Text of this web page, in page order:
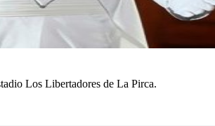
Los Libertadores de La Pirca.